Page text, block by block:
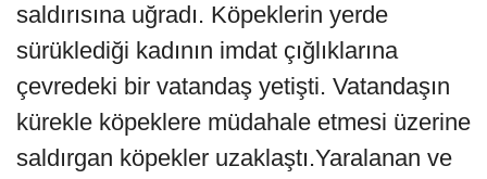
saldırısına uğradı. Köpeklerin yerde
sürüklediği kadının imdat çığlıklarına
çevredeki bir vatandaş yetişti. Vatandaşın
kürekle köpeklere müdahale etmesi üzerine
saldırgan köpekler uzaklaştı.Yaralanan ve